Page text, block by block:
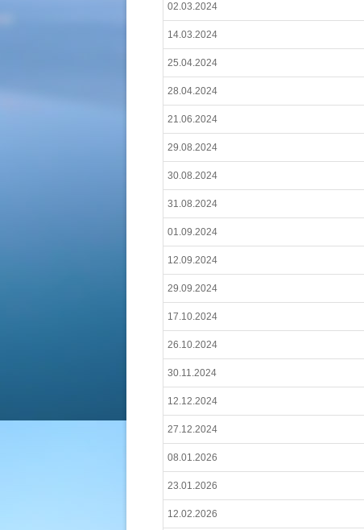
02.03.2024
14.03.2024
25.04.2024
28.04.2024
21.06.2024
29.08.2024
30.08.2024
31.08.2024
01.09.2024
12.09.2024
29.09.2024
17.10.2024
26.10.2024
30.11.2024
12.12.2024
27.12.2024
08.01.2026
23.01.2026
12.02.2026